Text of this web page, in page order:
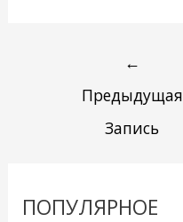
←
Предыдущая
Запись
ПОПУЛЯРНОЕ